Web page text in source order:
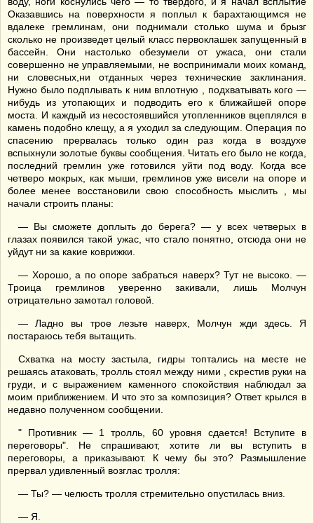
Оказавшись на поверхности я поплыл к барахтающимся не
вдалеке гремлинам, они поднимали столько шума и брызг
сколько не произведет целый класс первоклашек запущенный в
бассейн. Они настолько обезумели от ужаса, они стали
совершенно не управляемыми, не воспринимали моих команд,
ни словесных,ни отданных через технические заклинания.
Нужно было подплывать к ним вплотную , подхватывать кого —
нибудь из утопающих и подводить его к ближайшей опоре
моста. И каждый из несостоявшийся утопленников вцеплялся в
камень подобно клещу, а я уходил за следующим. Операция по
спасению прервалась только один раз когда в воздухе
вспыхнули золотые буквы сообщения. Читать его было не когда,
последний гремлин уже готовился уйти под воду. Когда все
четверо мокрых, как мыши, гремлинов уже висели на опоре и
более менее восстановили свою способность мыслить , мы
начали строить планы:
— Вы сможете доплыть до берега? — у всех четверых в
глазах появился такой ужас, что стало понятно, отсюда они не
уйдут ни за какие коврижки.
— Хорошо, а по опоре забраться наверх? Тут не высоко. —
Троица гремлинов уверенно закивали, лишь Молчун
отрицательно замотал головой.
— Ладно вы трое лезьте наверх, Молчун жди здесь. Я
постараюсь тебя вытащить.
Схватка на мосту застыла, гидры топтались на месте не
решаясь атаковать, тролль стоял между ними , скрестив руки на
груди, и с выражением каменного спокойствия наблюдал за
моим приближением. И что это за композиция? Ответ крылся в
недавно полученном сообщении.
" Противник — 1 тролль, 60 уровня сдается! Вступите в
переговоры". Не спрашивают, хотите ли вы вступить в
переговоры, а приказывают. К чему бы это? Размышление
прервал удивленный возглас тролля:
— Ты? — челюсть тролля стремительно опустилась вниз.
— Я.